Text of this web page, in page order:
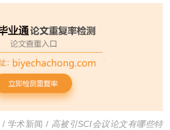
/ 学术新闻 / 高被引SCI会议论文有哪些特